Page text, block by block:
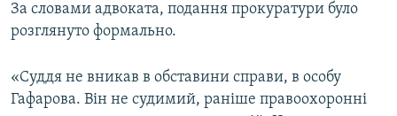
За словами адвоката, подання прокуратури було
розглянуто формально.
«Суддя не вникав в обставини справи, в особу
Гафарова. Він не судимий, раніше правоохоронні